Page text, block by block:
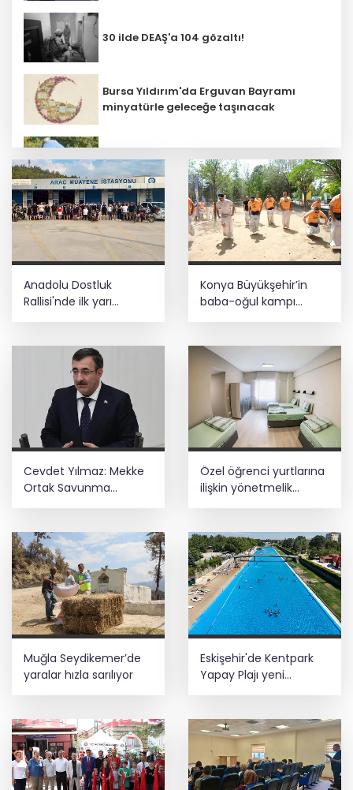
30 ilde DEAŞ'a 104 gözaltı!
Bursa Yıldırım'da Erguvan Bayramı
minyatürle geleceğe taşınacak
kamu alanına döküme 150 bin TL ceza
CHP, Menderes Belediye Başkanı İlkay
Çiçek'i kesin ihraç talebiyle disipline
sevk etti
Ankara'da uyuşturucu ve fuhuş 8
gözaltı
Ödülü... Kamu kategorisinde zirvede
Anadolu Dostluk
Rallisi'nde ilk yarı
Konya Büyükşehir’in
baba-oğul kampı
Cevdet Yılmaz: Mekke
Ortak Savunma
Anlaşması bölgesel
sağlayacak
Özel öğrenci yurtlarına
ilişkin yönetmelik
değişikliği... Geçiş süresi
Muğla Seydikemer’de
yaralar hızla sarılıyor
Eskişehir'de Kentpark
Yapay Plajı yeni